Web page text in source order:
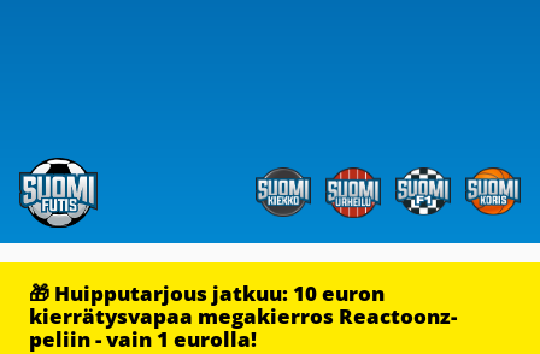
🎁 Huipputarjous jatkuu: 10 euron
kierrätysvapaa megakierros Reactoonz-
peliin - vain 1 eurolla!